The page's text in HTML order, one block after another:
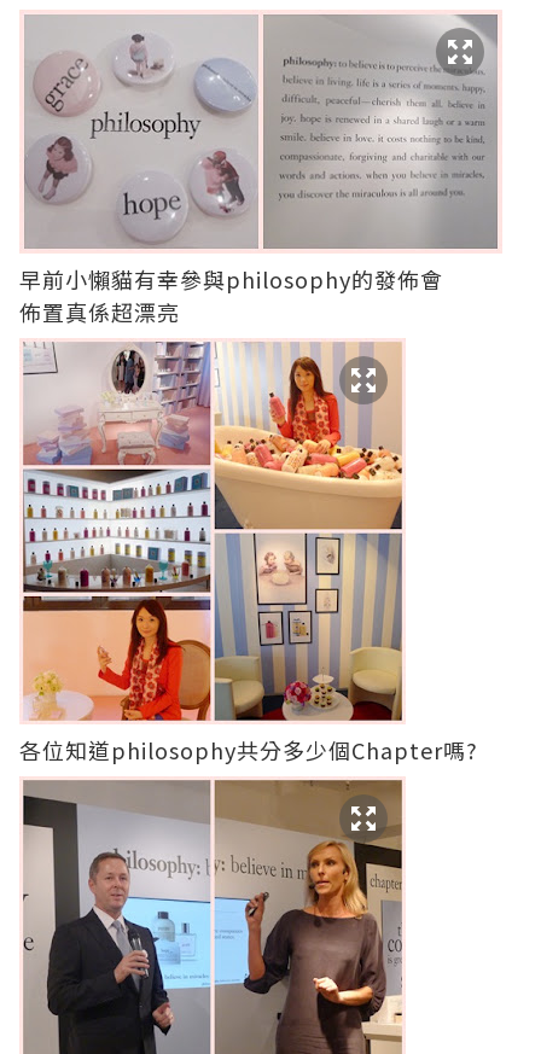
早前小懶貓有幸參與philosophy的發佈會
佈置真係超漂亮
各位知道philosophy共分多少個Chapter嗎?